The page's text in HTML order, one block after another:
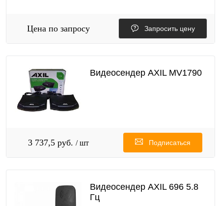
Цена по запросу Запросить цену
Видеосендер AXIL МV1790
3 737,5 руб. / шт Подписаться
Видеосендер AXIL 696 5.8
Гц